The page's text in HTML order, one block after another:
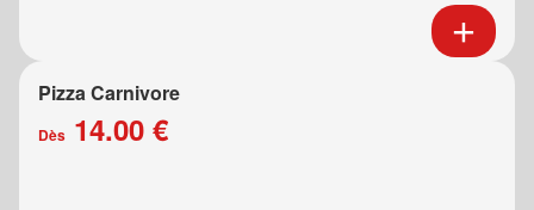
Pizza Carnivore
Dès 14.00 €